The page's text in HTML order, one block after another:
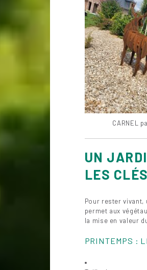
CARNEL
UN
LES
Pour rester vivant,
permet aux
la mise en valeur
PRINTEMPS :